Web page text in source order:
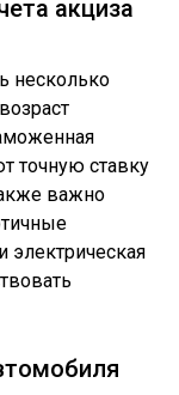
акциза
несколько
точную ставку
важно
электрическая